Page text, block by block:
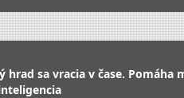
hrad sa vracia v čase. Pomáha